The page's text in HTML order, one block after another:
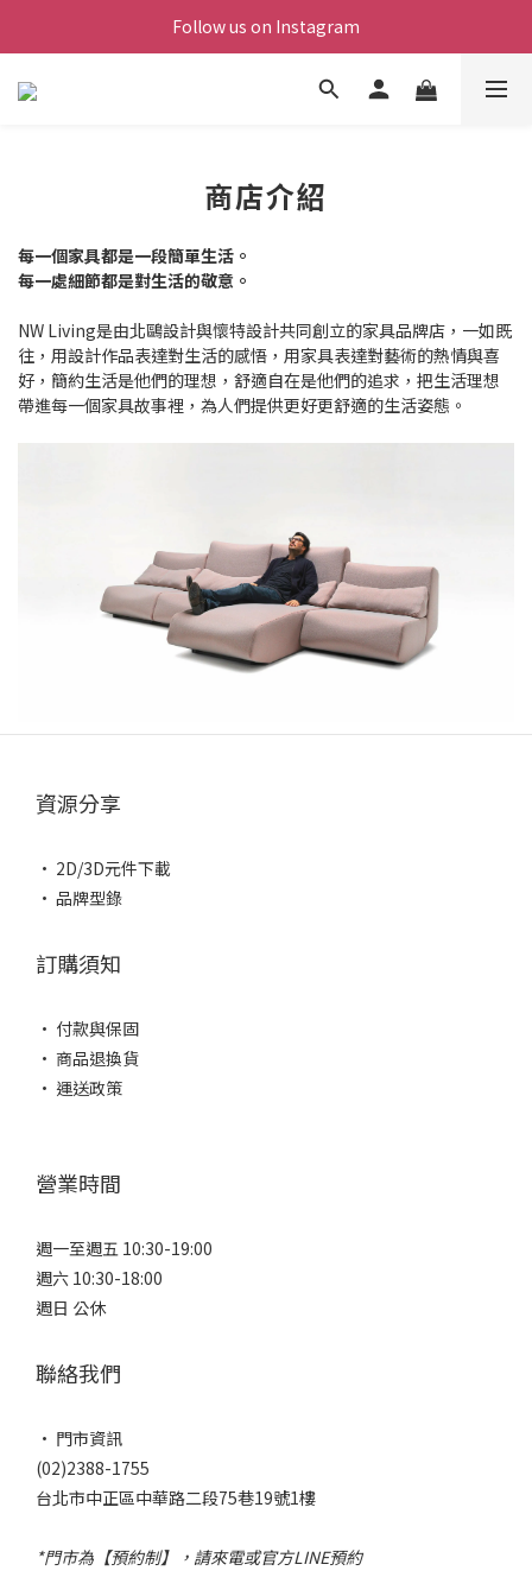
Follow us on Instagram
商店介紹
每一個家具都是一段簡單生活。
每一處細節都是對生活的敬意。
NW Living是由北鷗設計與懷特設計共同創立的家具品牌店，一如既
往，用設計作品表達對生活的感悟，用家具表達對藝術的熱情與喜
好，簡約生活是他們的理想，舒適自在是他們的追求，把生活理想
帶進每一個家具故事裡，為人們提供更好更舒適的生活姿態。
資源分享
• 2D/3D元件下載
• 品牌型錄
訂購須知
• 付款與保固
• 商品退換貨
• 運送政策
營業時間
週一至週五 10:30-19:00
週六 10:30-18:00
週日 公休
聯絡我們
• 門市資訊
(02)2388-1755
台北市中正區中華路二段75巷19號1樓
*門市為【預約制】，請來電或官方LINE預約